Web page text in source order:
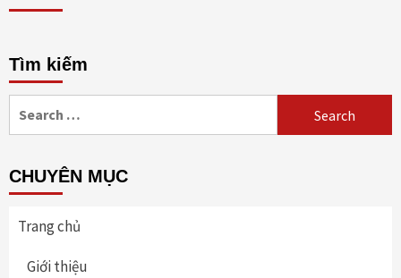
Tìm kiếm
CHUYÊN MỤC
Trang chủ
Giới thiệu